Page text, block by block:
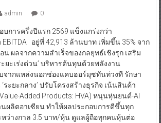
admin 0
บการครึ่งปีแรก 2569 แข็งแกร่งกว่า
EBITDA อยู่ที่ 42,913 ล้านบาท เพิ่มขึ้น 35% จาก
น ผลจากความสำเร็จของกลยุทธ์เชิงรุก เสริม
ะยะเร่งด่วน’ บริหารต้นทุนด้วยพลังงาน
จากแหล่งนอกช่องแคบฮอร์มุซทันท่วงที รักษา
ระยะกลาง’ ปรับโครงสร้างธุรกิจ เน้นสินค้า
Added Products: HVA) หนุนหุ่นยนต์-AI
ผลิตอาเซียน ทำให้ผลประกอบการดีขึ้นทุก
หว่างกาล 3.5 บาท/หุ้น ดูแลผู้ถือทุกคนหุ้นต่อ